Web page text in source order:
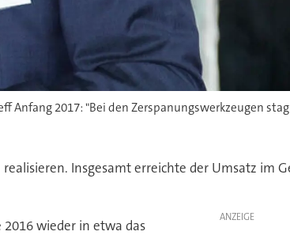
Anfang 2017: "Bei den Zerspanungswerkzeugen
Insgesamt erreichte der Umsatz im
ANZEIGE
wieder in etwa das